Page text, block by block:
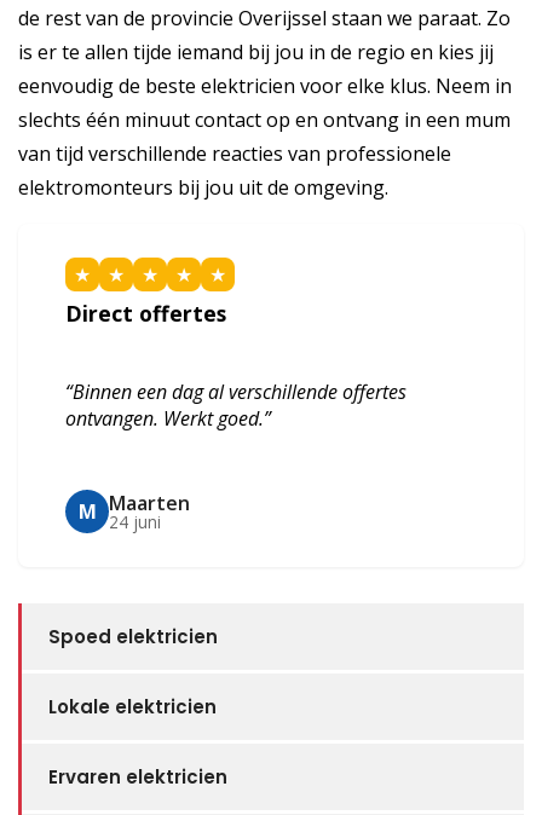
de rest van de provincie Overijssel staan we paraat. Zo
is er te allen tijde iemand bij jou in de regio en kies jij
eenvoudig de beste elektricien voor elke klus. Neem in
slechts één minuut contact op en ontvang in een mum
van tijd verschillende reacties van professionele
elektromonteurs bij jou uit de omgeving.
★ ★ ★ ★ ★
Direct offertes
“Binnen een dag al verschillende offertes
ontvangen. Werkt goed.”
M Maarten
24 juni
Spoed elektricien
Lokale elektricien
Ervaren elektricien